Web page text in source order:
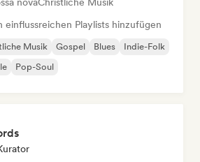
einflussreichen Playlists hinzufügen
Musik Gospel Blues
Indie-Folk
Pop-Soul